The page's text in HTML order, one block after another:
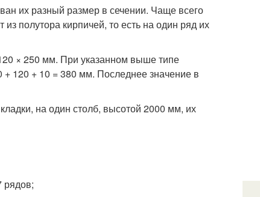
их разный размер в сечении. Чаще всего
полутора кирпичей, то есть на один ряд их
× 250 мм. При указанном выше типе
+ 120 + 10 = 380 мм. Последнее значение в
на один столб, высотой 2000 мм, их
рядов;